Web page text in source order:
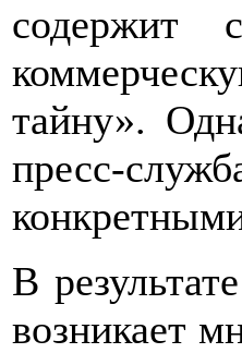
содержит
тайну».
пресс-
В
возникает